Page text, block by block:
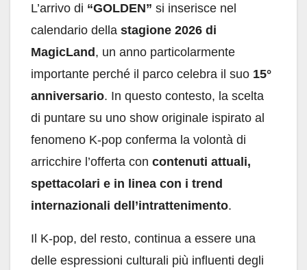
L’arrivo di “GOLDEN” si inserisce nel
calendario della stagione 2026 di
MagicLand, un anno particolarmente
importante perché il parco celebra il suo 15°
anniversario. In questo contesto, la scelta
di puntare su uno show originale ispirato al
fenomeno K-pop conferma la volontà di
arricchire l’offerta con contenuti attuali,
spettacolari e in linea con i trend
internazionali dell’intrattenimento.
Il K-pop, del resto, continua a essere una
delle espressioni culturali più influenti degli